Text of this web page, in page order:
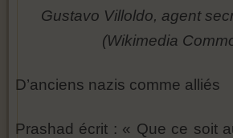
Gustavo Villoldo, agent
(Wikimedia
D’anciens nazis comme alliés
Prashad écrit : « Que ce soit